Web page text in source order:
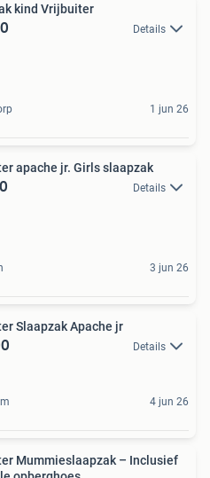
kind Vrijbuiter
Details
1 jun 26
apache jr. Girls slaapzak
Details
3 jun 26
Slaapzak Apache jr
Details
4 jun 26
Mummieslaapzak – Inclusief